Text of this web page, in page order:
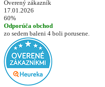
Overený zákazník
17.01.2026
60%
Odporúča obchod
zo sedem baleni 4 boli porusene.